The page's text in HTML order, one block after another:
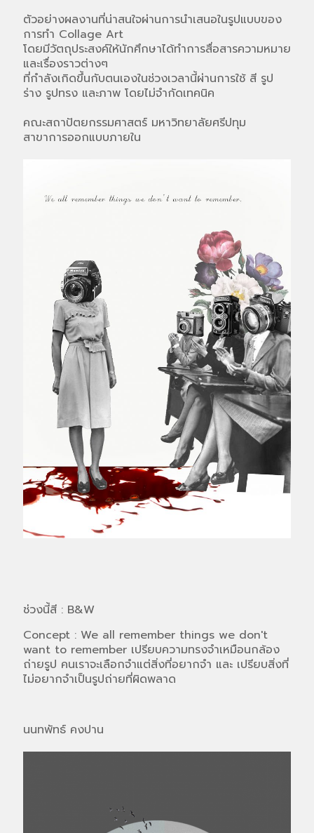
ตัวอย่างผลงานที่น่าสนใจผ่านการนำเสนอในรูปแบบของ
การทำ Collage Art
โดยมีวัตถุประสงค์ให้นักศึกษาได้ทำการสื่อสารความหมาย
และเรื่องราวต่างๆ
ที่กำลังเกิดขึ้นกับตนเองในช่วงเวลานี้ผ่านการใช้ สี รูป
ร่าง รูปทรง และภาพ โดยไม่จำกัดเทคนิค
คณะสถาปัตยกรรมศาสตร์ มหาวิทยาลัยศรีปทุม
สาขาการออกแบบภายใน
ช่วงนี้สี : B&W
Concept : We all remember things we don't
want to remember เปรียบความทรงจำเหมือนกล้อง
ถ่ายรูป คนเราจะเลือกจำแต่สิ่งที่อยากจำ และ เปรียบสิ่งที่
ไม่อยากจำเป็นรูปถ่ายที่ผิดพลาด
นนทพัทธ์ คงปาน